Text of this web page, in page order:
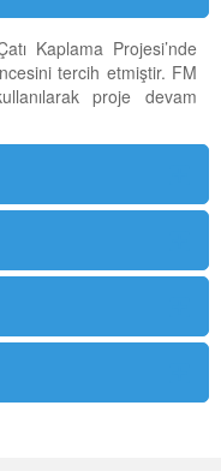
Kaplama Projesi’nde
tercih etmiştir. FM
proje devam